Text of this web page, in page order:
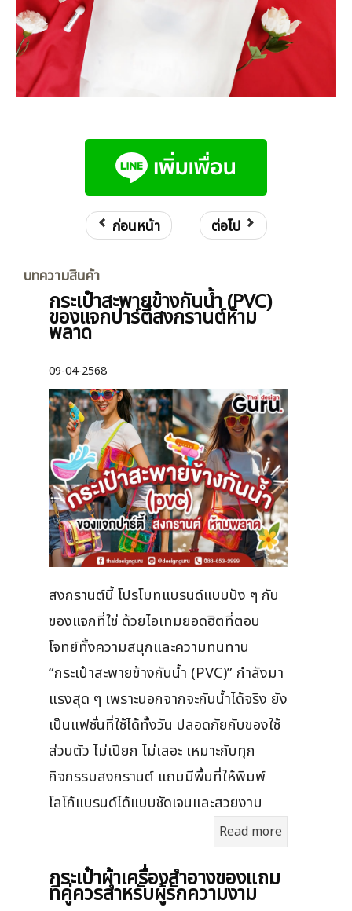
ก่อนหน้า ต่อไป
บทความสินค้า
กระเป๋าสะพายข้างกันน้ำ (PVC)
ของแจกปาร์ตี้สงกรานต์ห้าม
พลาด
09-04-2568
สงกรานต์นี้ โปรโมทแบรนด์แบบปัง ๆ กับ
ของแจกที่ใช่ ด้วยไอเทมยอดฮิตที่ตอบ
โจทย์ทั้งความสนุกและความทนทาน
“กระเป๋าสะพายข้างกันน้ำ (PVC)” กำลังมา
แรงสุด ๆ เพราะนอกจากจะกันน้ำได้จริง ยัง
เป็นแฟชั่นที่ใช้ได้ทั้งวัน ปลอดภัยกับของใช้
ส่วนตัว ไม่เปียก ไม่เลอะ เหมาะกับทุก
กิจกรรมสงกรานต์ แถมมีพื้นที่ให้พิมพ์
โลโก้แบรนด์ได้แบบชัดเจนและสวยงาม
Read more
กระเป๋าผ้าเครื่องสําอางของแถม
ที่คู่ควรสำหรับผู้รักความงาม